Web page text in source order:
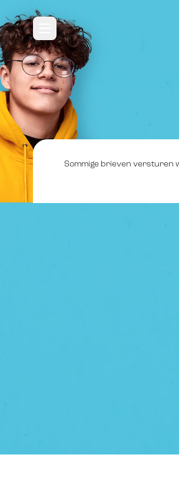
Direct naar hoofdinhoud
Open hoofdmenu
Sommige brieven versturen